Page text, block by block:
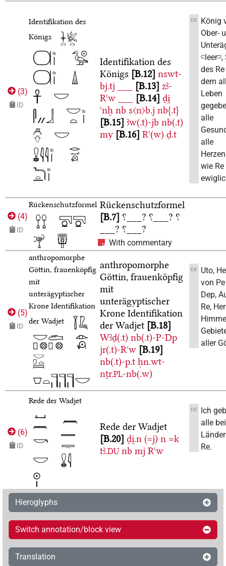
(3)
ID
Identifikation des
Königs
Identifikation des
Königs B.12 nswt-
bj.tj
B.13 zꜣ-
Rꜥw
B.14 ḏi̯
ꜥnḫ nb s〈n〉b.j nb{.t}
B.15 ꜣw(.t)-jb nb(.t)
my B.16 Rꜥ(w) ḏ.t
DE
König
Ober-
𓍹leer𓍺,
des
dem
Leben
alle
alle
wie Re
(4)
ID
Rückenschutzformel Rückenschutzformel
B.7 ⸮___? ⸮___? ⸮
___? ⸮___?
With commentary
(5)
ID
anthropomorphe
Göttin, frauenköpfig
mit
unterägyptischer
Krone Identifikation
der Wadjet
anthropomorphe
Göttin, frauenköpfig
mit
unterägyptischer
Krone Identifikation
der Wadjet B.18
Wꜣḏ(.t) nb(.t)-P-Dp
jr(.t)-Rꜥw B.19
nb(.t)-p.t ḥn.wt-
nṯr.PL-nb(.w)
DE
Uto,
von
Dep,
Re,
aller
(6)
ID
Rede der Wadjet
Rede der Wadjet
B.20 ḏi̯.n (=j) n =k
tꜣ.DU nb mj Rꜥw
DE
Ich
alle
Re.
Hieroglyphs
Switch annotation/block view
Translation